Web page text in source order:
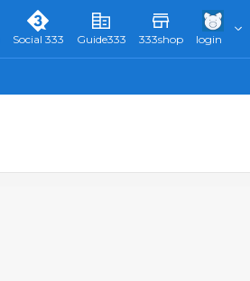
Social 333 Guide333 333shop login